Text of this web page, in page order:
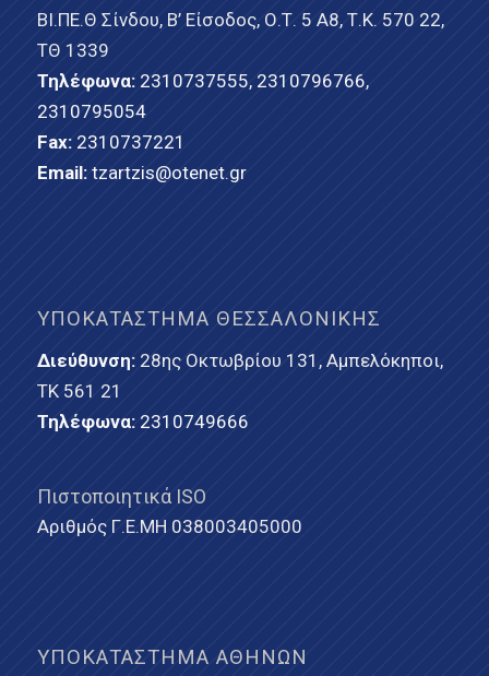
ΒΙ.ΠΕ.Θ Σίνδου, Β’ Είσοδος, Ο.Τ. 5 Α8, Τ.Κ. 570 22,
ΤΘ 1339
Τηλέφωνα: 2310737555, 2310796766,
2310795054
Fax: 2310737221
Email: tzartzis@otenet.gr
ΥΠΟΚΑΤΆΣΤΗΜΑ ΘΕΣΣΑΛΟΝΊΚΗΣ
Διεύθυνση:28ης Οκτωβρίου 131, Αμπελόκηποι,
ΤΚ 561 21
Τηλέφωνα: 2310749666
Πιστοποιητικά ISO
Αριθμός Γ.Ε.ΜΗ 038003405000
ΥΠΟΚΑΤΆΣΤΗΜΑ ΑΘΗΝΏΝ